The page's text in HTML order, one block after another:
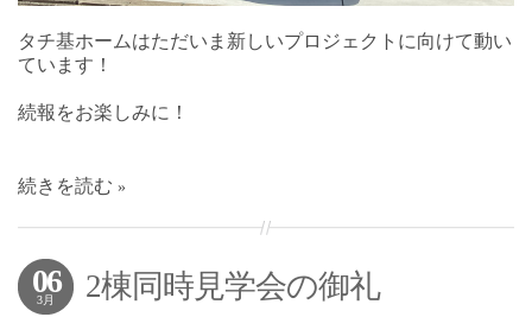
タチ基ホームはただいま新しいプロジェクトに向けて動い
ています！
続報をお楽しみに！
続きを読む
06
3月 2棟同時見学会の御礼